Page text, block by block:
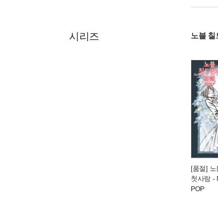
시리즈 노블 칠
[품절]
첫사랑 -
POP